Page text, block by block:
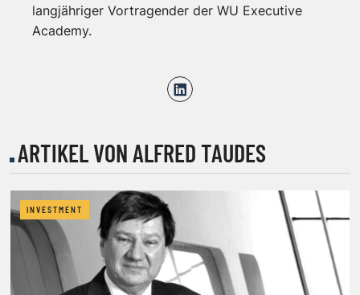
langjähriger Vortragender der WU Executive
Academy.
ARTIKEL VON ALFRED TAUDES
INVESTMENT